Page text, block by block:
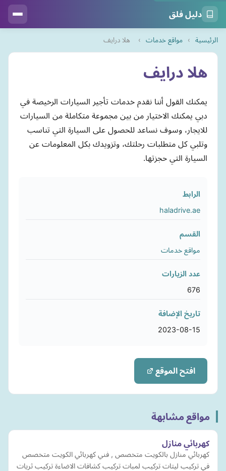
دليل فلق
الرئيسية › مواقع خدمات › هلا درايف
هلا درايف
يمكنك القول أننا نقدم خدمات تأجير السيارات الرخيصة في
دبي يمكنك الاختيار من بين مجموعة متكاملة من السيارات
للايجار، وسوف نساعد للحصول على السيارة التي تناسب
وتلبي كل متطلبات رحلتك، وتزويدك بكل المعلومات عن
السيارة التي حجزتها.
الرابط
haladrive.ae
القسم
مواقع خدمات
عدد الزيارات
676
تاريخ الإضافة
2023-08-15
افتح الموقع
مواقع مشابهة
كهربائي منازل
كهربائي منازل بالكويت متخصص , فني كهربائي الكويت متخصص
في تركيب ليتات تركيب لمبات تركيب كشافات الاضاءة تركيب ثريات